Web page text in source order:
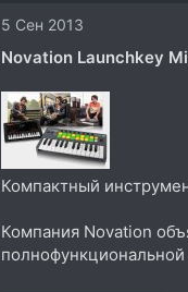
к
и
и
5 Сен 2013
Novation Launchkey
Компактный
Компания Novation